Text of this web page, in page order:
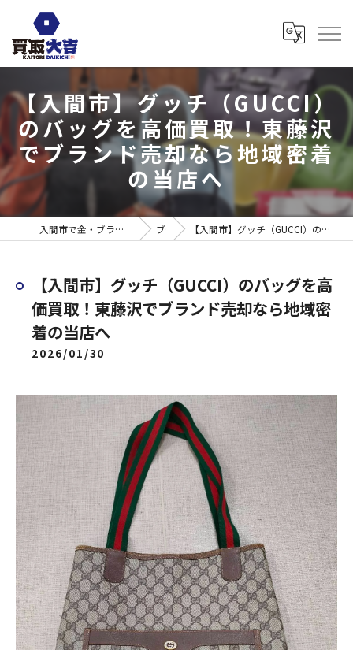
【入間市】グッチ（GUCCI）
のバッグを高価買取！東藤沢
でブランド売却なら地域密着
の当店へ
入間市で金・ブランド売るなら買取大吉 ウエスタ武蔵藤沢店 ブログ 【入間市】グッチ（GUCCI）のバッグを高価買取！東藤沢でブランド売却なら地域密着の当店へ
【入間市】グッチ（GUCCI）のバッグを高
価買取！東藤沢でブランド売却なら地域密
着の当店へ
2026/01/30